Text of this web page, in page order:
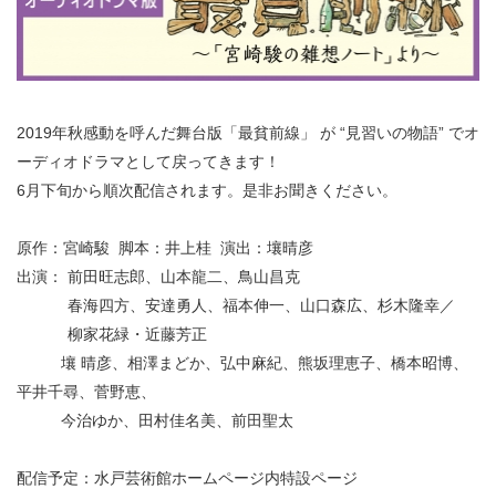
・ レストラン/カフェ
・ よくある質問
KAATについて
・ 芸術監督
・ フロアマップ
・ レストラン/カフェ
SNS
2019年秋感動を呼んだ舞台版「最貧前線」 が “見習いの物語” でオ
ーディオドラマとして戻ってきます！
6月下旬から順次配信されます。是非お聞きください。
原作：宮崎駿 脚本：井上桂 演出：壤晴彦
出演： 前田旺志郎、山本龍二、鳥山昌克
春海四方、安達勇人、福本伸一、山口森広、杉木隆幸／
柳家花緑・近藤芳正
壤 晴彦、相澤まどか、弘中麻紀、熊坂理恵子、橋本昭博、
平井千尋、菅野恵、
今治ゆか、田村佳名美、前田聖太
配信予定：水戸芸術館ホームページ内特設ページ